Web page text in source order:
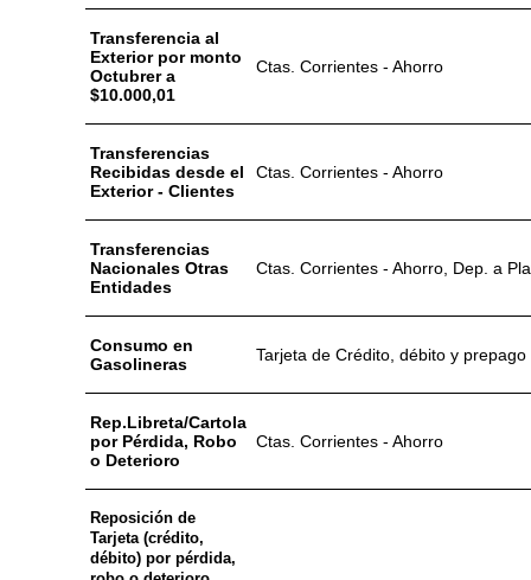
Transferencia al
Exterior por monto
Octubrer a
$10.000,01
Ctas. Corrientes - Ahorro
Transferencias
Recibidas desde el
Exterior - Clientes
Ctas. Corrientes - Ahorro
Transferencias
Nacionales Otras
Entidades
Ctas. Corrientes - Ahorro, Dep. a
Consumo en
Gasolineras
Tarjeta de Crédito, débito y prepago
Rep.Libreta/Cartola
por Pérdida, Robo
o Deterioro
Ctas. Corrientes - Ahorro
Reposición de
Tarjeta (crédito,
débito) por pérdida,